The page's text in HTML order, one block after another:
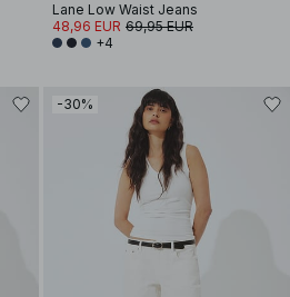
Lane Low Waist Jeans
48,96 EUR 69,95 EUR
+4
-30%